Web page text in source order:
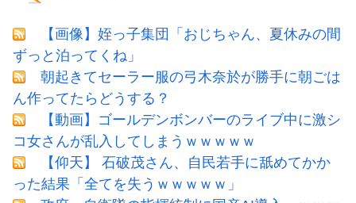
【画像】姪っ子集団「おじちゃん、夏休みの間
ずっと泊ってくね」
朝起きてセーラー服の弓木奈於が勝手に朝ごは
ん作ってたらどうする？
【動画】ゴールデンボンバーのライブ中に激シ
コ女さんが乱入してしまうｗｗｗｗｗ
【仰天】 石破茂さん、自民若手に舐めてかか
った結果「全てを失うｗｗｗｗｗ」